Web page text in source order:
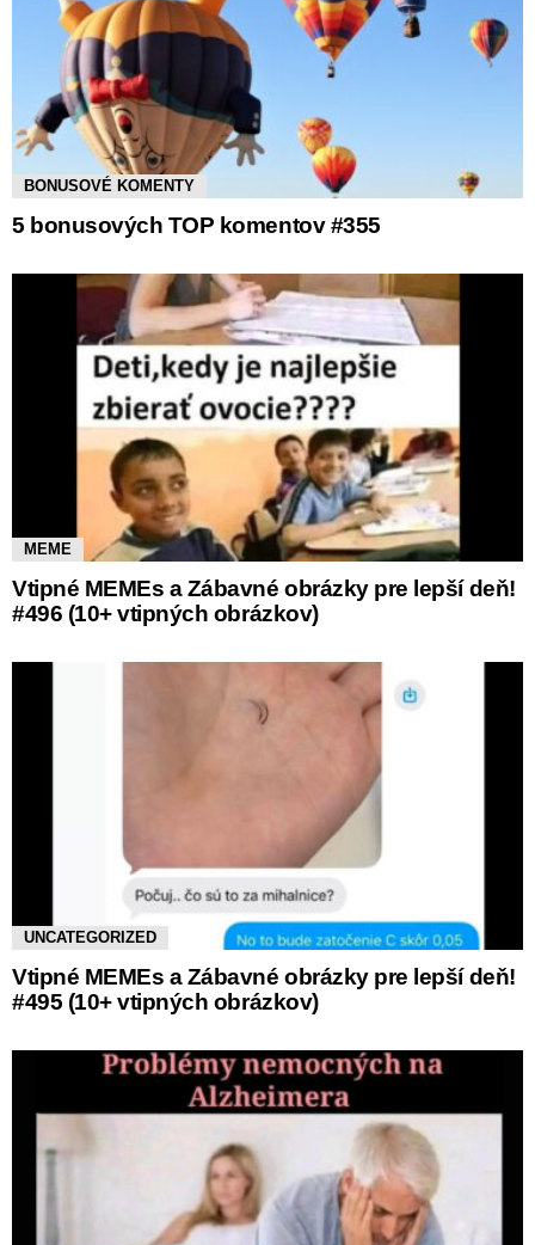
BONUSOVÉ KOMENTY
5 bonusových TOP komentov #355
MEME
Vtipné MEMEs a Zábavné obrázky pre lepší deň!
#496 (10+ vtipných obrázkov)
UNCATEGORIZED
Vtipné MEMEs a Zábavné obrázky pre lepší deň!
#495 (10+ vtipných obrázkov)